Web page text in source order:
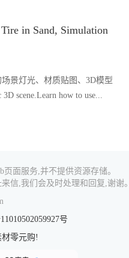
in Sand, Simulation
景灯光、材质贴图、3D模型
scene.Learn how to use...
面服务,并不提供资源存储。
信,我们会及时处理和回复,谢谢。
号
零元购!